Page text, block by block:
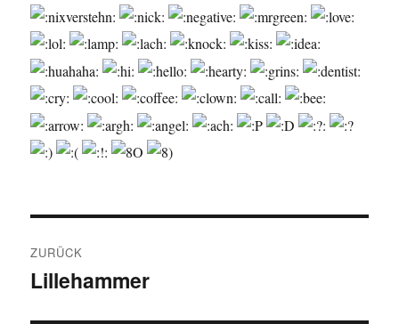
ZURÜCK
Vorheriger
Lillehammer